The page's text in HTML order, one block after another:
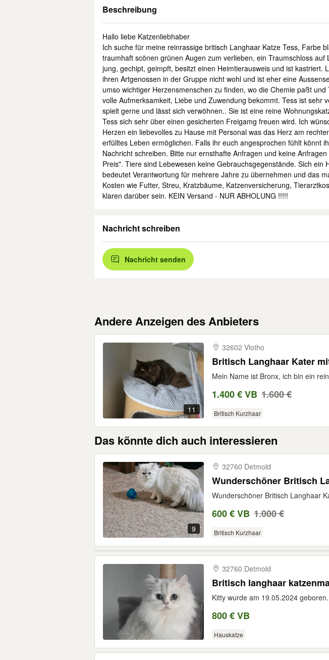
Beschreibung
Hallo liebe Katzenliebhaber
Ich suche für meine reinrassige britisch Langhaar Katze Tess, Farbe
traumhaft scönen grünen Augen zum verlieben, ein Traumschloss auf
jung, gechipt, geimpft, besitzt einen Heimtierausweis und ist kastriert.
ihren Artgenossen in der Gruppe nicht wohl und ist eher eine
umso wichtiger Herzensmenschen zu finden, wo die Chemie paßt
volle Aufmerksamkeit, Liebe und Zuwendung bekommt. Tess ist sehr
spielt gerne und lässt sich verwöhnen.. Sie ist eine reine
Tess sich sehr über einen gesicherten Freigamg freuen wird. Ich
Herzen ein liebevolles zu Hause mit Personal was das Herz am
erfülltes Leben ermöglichen. Falls ihr euch angesprochen fühlt könnt
Nachricht schreiben. Bitte nur ernsthafte Anfragen und keine
Preis". Tiere sind Lebewesen keine Gebrauchsgegenstände. Sich ein
bedeutet Verantwortung für mehrere Jahre zu übernehmen und das
Kosten wie Futter, Streu, Kratzbäume, Katzenversicherung,
klaren darüber sein. KEIN Versand - NUR ABHOLUNG !!!!!
Nachricht schreiben
Nachricht senden
Andere Anzeigen des Anbieters
11
32602 Vlotho
Britisch Langhaar Kater
Mein Name ist Bronx, ich bin ein
1.400 € VB 1.600 €
Britisch Kurzhaar
Das könnte dich auch interessieren
9
32760 Detmold
Wunderschöner Britisch
Wunderschöner Britisch Langhaar
600 € VB 1.000 €
Britisch Kurzhaar
32760 Detmold
Britisch langhaar
Kitty wurde am 19.05.2024
800 € VB
Hauskatze